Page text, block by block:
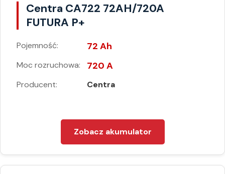
Centra CA722 72AH/720A
FUTURA P+
Pojemność: 72 Ah
Moc rozruchowa: 720 A
Producent: Centra
Zobacz akumulator